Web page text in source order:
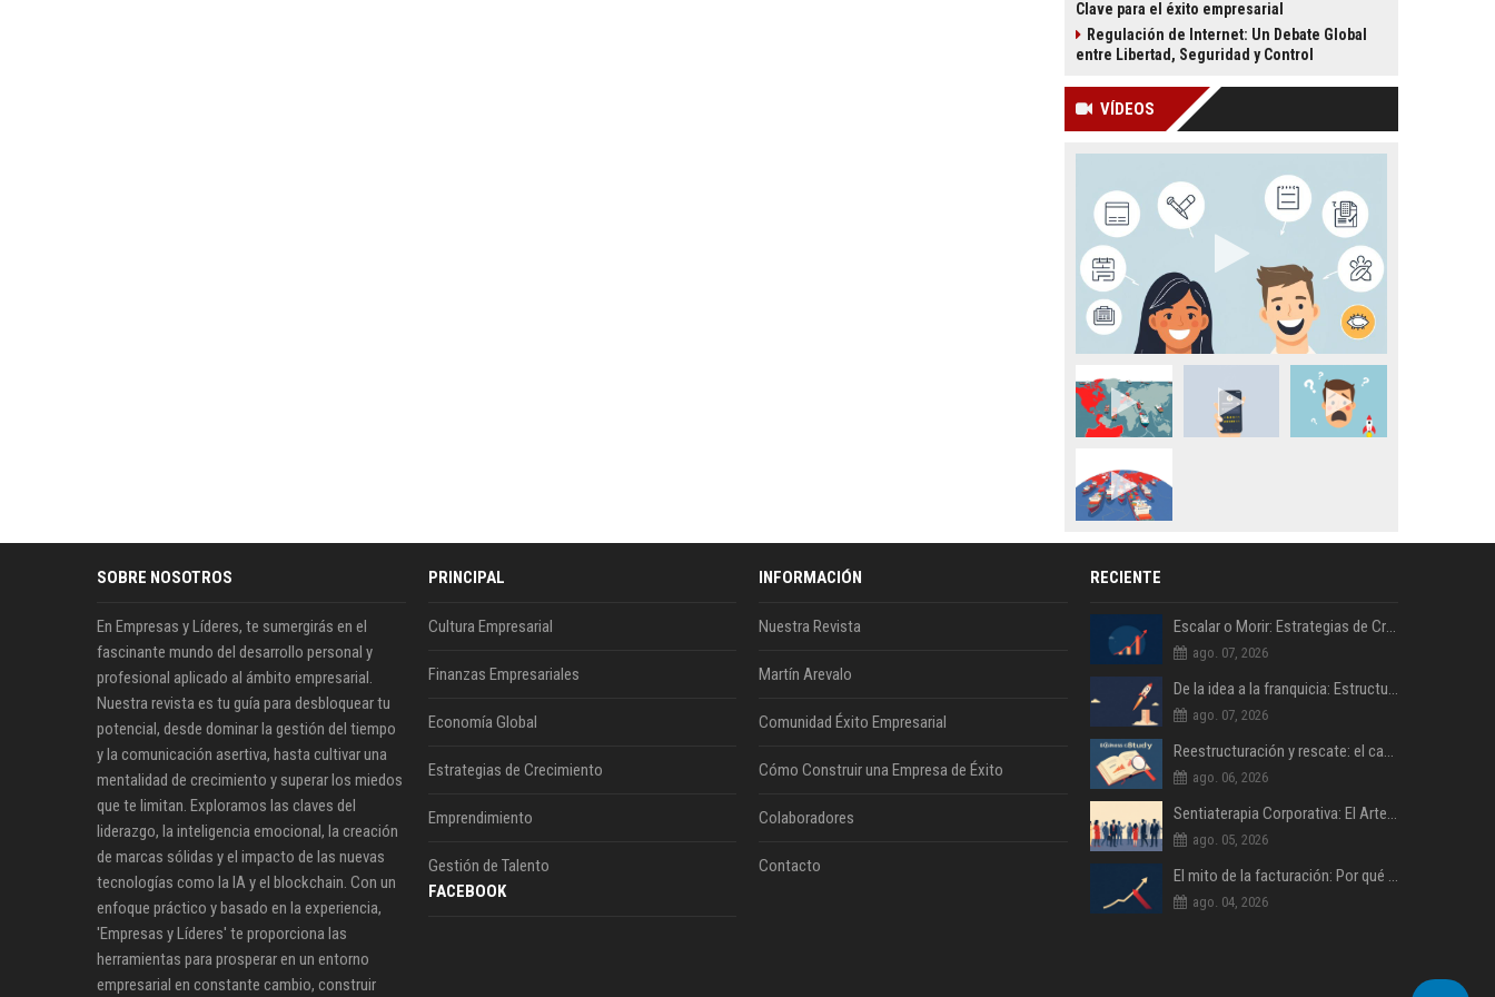
Clave para el éxito empresarial
Regulación de Internet: Un Debate Global
entre Libertad, Seguridad y Control
VÍDEOS
SOBRE NOSOTROS
En Empresas y Líderes, te sumergirás en el
fascinante mundo del desarrollo personal y
profesional aplicado al ámbito empresarial.
Nuestra revista es tu guía para desbloquear tu
potencial, desde dominar la gestión del tiempo
y la comunicación asertiva, hasta cultivar una
mentalidad de crecimiento y superar los miedos
que te limitan. Exploramos las claves del
liderazgo, la inteligencia emocional, la creación
de marcas sólidas y el impacto de las nuevas
tecnologías como la IA y el blockchain. Con un
enfoque práctico y basado en la experiencia,
'Empresas y Líderes' te proporciona las
herramientas para prosperar en un entorno
empresarial en constante cambio, construir
PRINCIPAL
Cultura Empresarial
Finanzas Empresariales
Economía Global
Estrategias de Crecimiento
Emprendimiento
Gestión de Talento
INFORMACIÓN
Nuestra Revista
Martín Arevalo
Comunidad Éxito Empresarial
Cómo Construir una Empresa de Éxito
Colaboradores
Contacto
RECIENTE
Escalar o Morir: Estrategias de Crecimiento Agresivo para PYMES
ago. 07, 2026
De la idea a la franquicia: Estructurando un modelo de negocio escalable
ago. 07, 2026
Reestructuración y rescate: el caso de una empresa familiar al borde del cierre
ago. 06, 2026
Sentiaterapia Corporativa: El Arte de Decidir con Inteligencia Emocional
ago. 05, 2026
El mito de la facturación: Por qué la rentabilidad es lo único que importa
ago. 04, 2026
FACEBOOK